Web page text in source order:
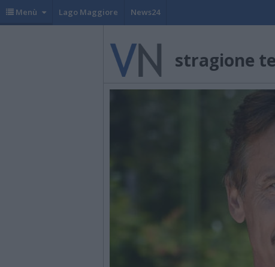
Menù Lago Maggiore News24
stragione